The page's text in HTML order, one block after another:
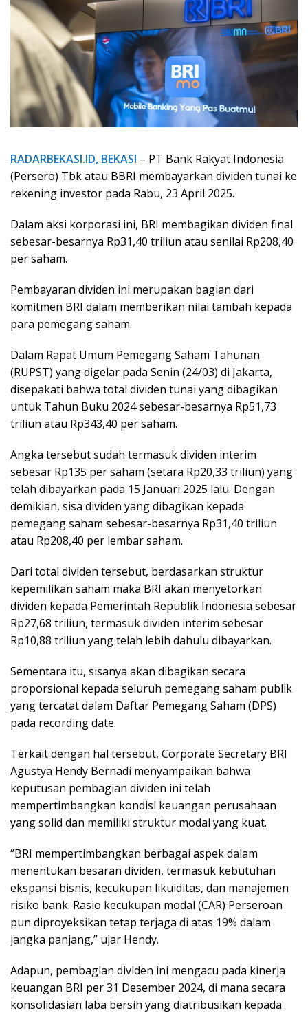
RADARBEKASI.ID, BEKASI – PT Bank Rakyat Indonesia
(Persero) Tbk atau BBRI membayarkan dividen tunai ke
rekening investor pada Rabu, 23 April 2025.
Dalam aksi korporasi ini, BRI membagikan dividen final
sebesar-besarnya Rp31,40 triliun atau senilai Rp208,40
per saham.
Pembayaran dividen ini merupakan bagian dari
komitmen BRI dalam memberikan nilai tambah kepada
para pemegang saham.
Dalam Rapat Umum Pemegang Saham Tahunan
(RUPST) yang digelar pada Senin (24/03) di Jakarta,
disepakati bahwa total dividen tunai yang dibagikan
untuk Tahun Buku 2024 sebesar-besarnya Rp51,73
triliun atau Rp343,40 per saham.
Angka tersebut sudah termasuk dividen interim
sebesar Rp135 per saham (setara Rp20,33 triliun) yang
telah dibayarkan pada 15 Januari 2025 lalu. Dengan
demikian, sisa dividen yang dibagikan kepada
pemegang saham sebesar-besarnya Rp31,40 triliun
atau Rp208,40 per lembar saham.
Dari total dividen tersebut, berdasarkan struktur
kepemilikan saham maka BRI akan menyetorkan
dividen kepada Pemerintah Republik Indonesia sebesar
Rp27,68 triliun, termasuk dividen interim sebesar
Rp10,88 triliun yang telah lebih dahulu dibayarkan.
Sementara itu, sisanya akan dibagikan secara
proporsional kepada seluruh pemegang saham publik
yang tercatat dalam Daftar Pemegang Saham (DPS)
pada recording date.
Terkait dengan hal tersebut, Corporate Secretary BRI
Agustya Hendy Bernadi menyampaikan bahwa
keputusan pembagian dividen ini telah
mempertimbangkan kondisi keuangan perusahaan
yang solid dan memiliki struktur modal yang kuat.
“BRI mempertimbangkan berbagai aspek dalam
menentukan besaran dividen, termasuk kebutuhan
ekspansi bisnis, kecukupan likuiditas, dan manajemen
risiko bank. Rasio kecukupan modal (CAR) Perseroan
pun diproyeksikan tetap terjaga di atas 19% dalam
jangka panjang,” ujar Hendy.
Adapun, pembagian dividen ini mengacu pada kinerja
keuangan BRI per 31 Desember 2024, di mana secara
konsolidasian laba bersih yang diatribusikan kepada